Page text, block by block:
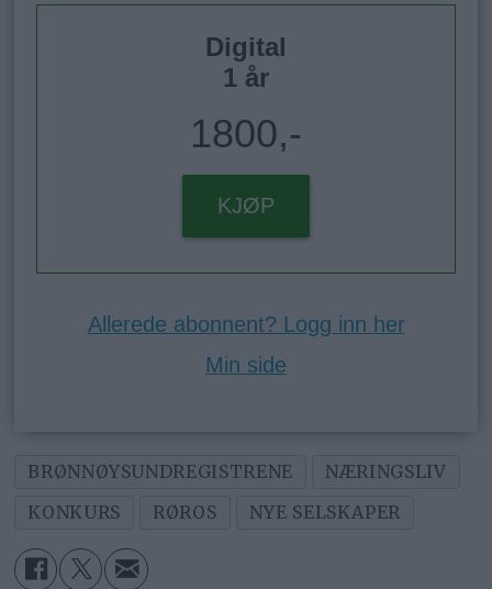
Digital
1 år
1800,-
KJØP
Allerede abonnent? Logg inn her
Min side
BRØNNØYSUNDREGISTRENE
NÆRINGSLIV
KONKURS
RØROS NYE SELSKAPER